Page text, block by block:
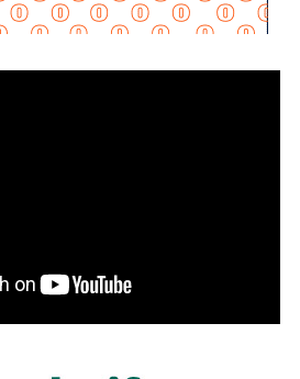
la ciudadanía a denunciar
y aclaró que el llamado no se